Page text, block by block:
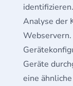
Analyse der
Geräte
eine